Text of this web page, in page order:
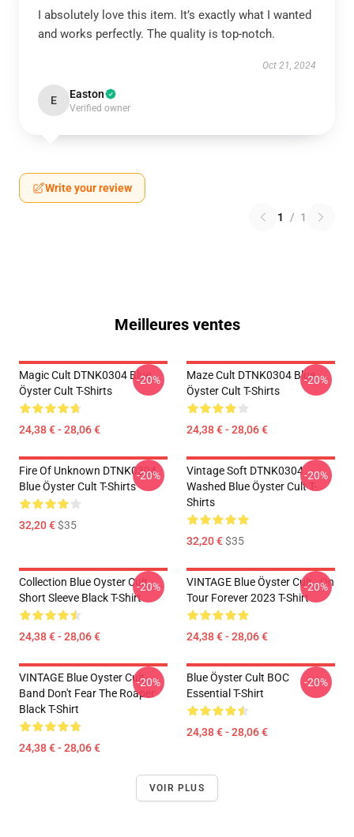
I absolutely love this item. It’s exactly what I wanted
and works perfectly. The quality is top-notch.
Oct 21, 2024
E Easton
Verified owner
Write your review
1 / 1
Meilleures ventes
Magic Cult DTNK0304 Blue
Öyster Cult T-Shirts
24,38 € - 28,06 €
-20%
Maze Cult DTNK0304 Blue
Öyster Cult T-Shirts
24,38 € - 28,06 €
-20%
Fire Of Unknown DTNK0304
Blue Öyster Cult T-Shirts
32,20 €$35
-20%
Vintage Soft DTNK0304
Washed Blue Öyster Cult T-
Shirts
32,20 €$35
-20%
Collection Blue Oyster Cult
Short Sleeve Black T-Shirt
24,38 € - 28,06 €
-20%
VINTAGE Blue Öyster Cult - On
Tour Forever 2023 T-Shirt
24,38 € - 28,06 €
-20%
VINTAGE Blue Oyster Cult
Band Don't Fear The Roaper
Black T-Shirt
24,38 € - 28,06 €
-20%
Blue Öyster Cult BOC
Essential T-Shirt
24,38 € - 28,06 €
-20%
VOIR PLUS